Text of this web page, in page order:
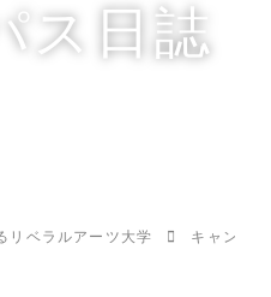
ス日誌
リベラルアーツ大学 キャンパ